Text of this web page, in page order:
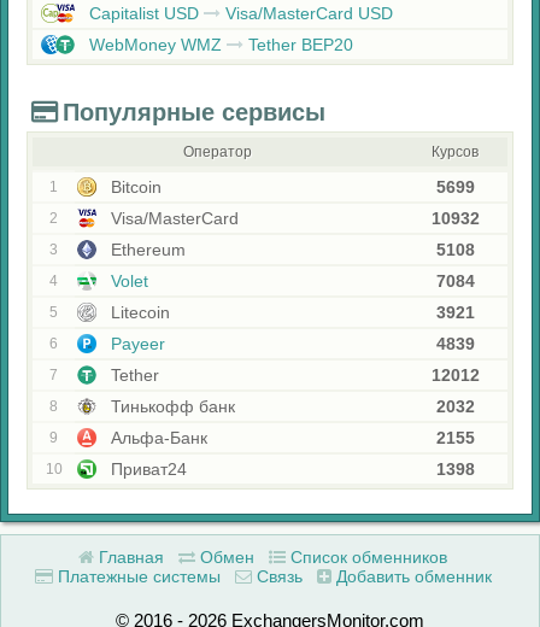
Capitalist USD
Visa/MasterCard USD
WebMoney WMZ
Tether BEP20
Популярные сервисы
Оператор Курсов
1 Bitcoin 5699
2 Visa/MasterCard 10932
3 Ethereum 5108
4 Volet 7084
5 Litecoin 3921
6 Payeer 4839
7 Tether 12012
8 Тинькофф банк 2032
9 Альфа-Банк 2155
10 Приват24 1398
Главная Обмен
Список обменников
Платежные системы
Связь Добавить обменник
© 2016 - 2026 ExchangersMonitor.com